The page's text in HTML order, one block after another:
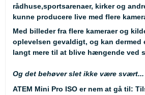
rådhuse,sportsarenaer, kirker og
kunne producere live med flere
Med billeder fra flere kameraer og
oplevelsen gevaldigt, og kan dermed
langt mere til at blive hængende ved
Og det behøver slet ikke være svært...
ATEM Mini Pro ISO er nem at gå til: